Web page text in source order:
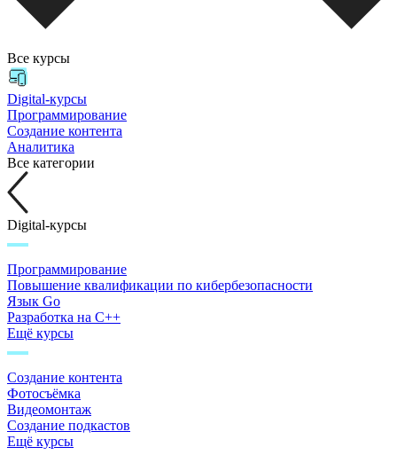
Все курсы
Digital-курсы
Программирование
Создание контента
Аналитика
Все категории
Digital-курсы
Программирование
Повышение квалификации по кибербезопасности
Язык Go
Разработка на C++
Ещё курсы
Создание контента
Фотосъёмка
Видеомонтаж
Создание подкастов
Ещё курсы